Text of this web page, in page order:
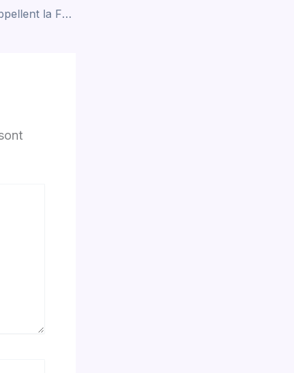
67 parlementaires appellent la France à mettre fin à l’opacité sur l’origine du miel